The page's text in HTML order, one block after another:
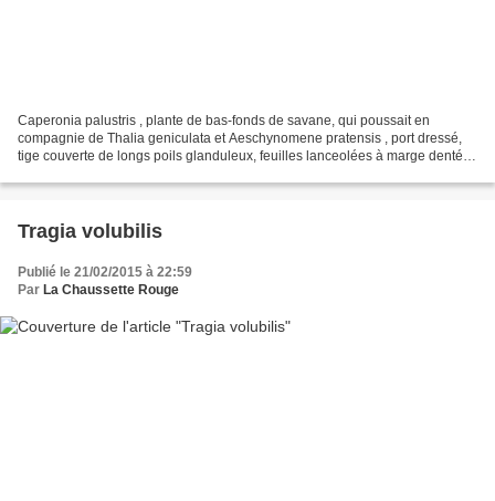
Caperonia palustris , plante de bas-fonds de savane, qui poussait en
compagnie de Thalia geniculata et Aeschynomene pratensis , port dressé,
tige couverte de longs poils glanduleux, feuilles lanceolées à marge dentée,
Tragia volubilis
Publié le 21/02/2015 à 22:59
Par La Chaussette Rouge